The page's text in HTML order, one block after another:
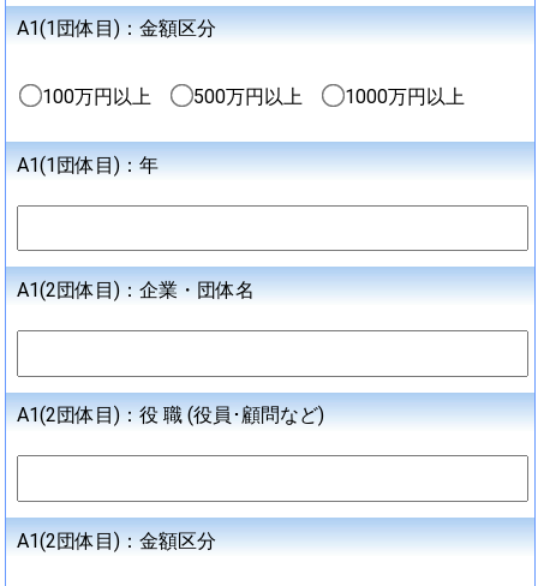
A1(1団体目)：金額区分
100万円以上 500万円以上 1000万円以上
A1(1団体目)：年
A1(2団体目)：企業・団体名
A1(2団体目)：役 職 (役員･顧問など)
A1(2団体目)：金額区分